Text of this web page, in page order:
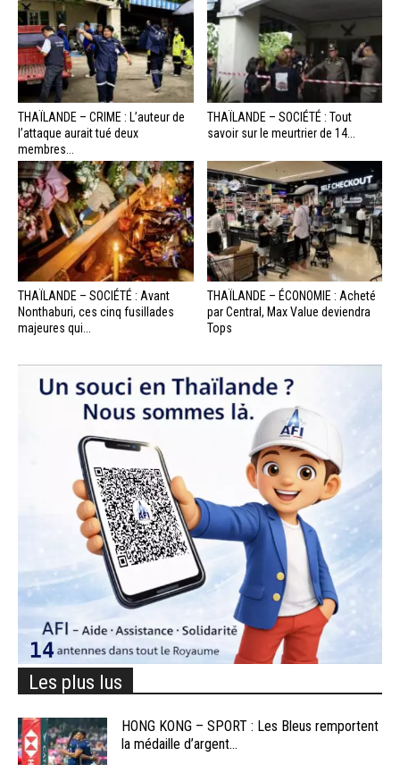
THAÏLANDE – CRIME : L’auteur de
l’attaque aurait tué deux
membres...
THAÏLANDE – SOCIÉTÉ : Tout
savoir sur le meurtrier de 14...
THAÏLANDE – SOCIÉTÉ : Avant
Nonthaburi, ces cinq fusillades
majeures qui...
THAÏLANDE – ÉCONOMIE : Acheté
par Central, Max Value deviendra
Tops
Les plus lus
HONG KONG – SPORT : Les Bleus remportent
la médaille d’argent...